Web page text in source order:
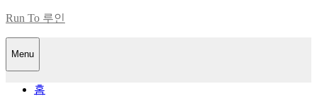
Skip
content
Run To 루인
Menu
홈